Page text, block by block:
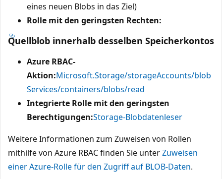
eines neuen Blobs in das Ziel)
Rolle mit den geringsten Rechten:
Quellblob innerhalb desselben Speicherkontos
Azure RBAC-
Aktion:Microsoft.Storage/storageAccounts/blob
Services/containers/blobs/read
Integrierte Rolle mit den geringsten
Berechtigungen:Storage-Blobdatenleser
Weitere Informationen zum Zuweisen von Rollen
mithilfe von Azure RBAC finden Sie unterZuweisen
einer Azure-Rolle für den Zugriff auf BLOB-Daten.